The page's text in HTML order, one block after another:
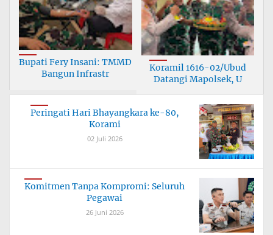
Bupati Fery Insani: TMMD
Bangun Infrastr
Koramil 1616-02/Ubud
Datangi Mapolsek, U
Peringati Hari Bhayangkara ke-80,
Korami
02 Juli 2026
Komitmen Tanpa Kompromi: Seluruh
Pegawai
26 Juni 2026